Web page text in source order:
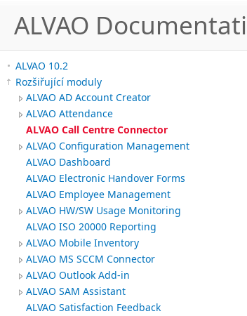
ALVAO
ALVAO 10.2
Rozšiřující moduly
ALVAO AD Account Creator
ALVAO Attendance
ALVAO Call Centre Connector
ALVAO Configuration Management
ALVAO Dashboard
ALVAO Electronic Handover Forms
ALVAO Employee Management
ALVAO HW/SW Usage Monitoring
ALVAO ISO 20000 Reporting
ALVAO Mobile Inventory
ALVAO MS SCCM Connector
ALVAO Outlook Add-in
ALVAO SAM Assistant
ALVAO Satisfaction Feedback